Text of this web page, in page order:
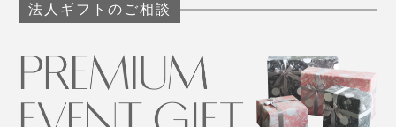
法人ギフトのご相談